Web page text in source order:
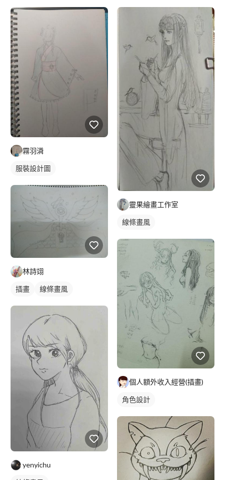
霧羽潾
服裝設計圖
林詩翊
插畫 線條畫風
yenyichu
靈果繪畫工作室
線條畫風
個人額外收入經營(插畫)
角色設計